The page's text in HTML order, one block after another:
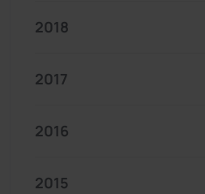
2018
2017
2016
2015